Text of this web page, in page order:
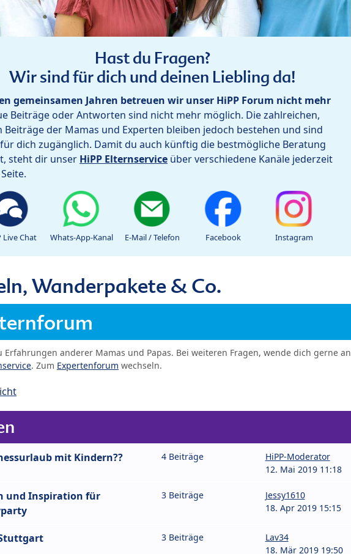
Hast du Fragen?
Wir sind für dich und deinen Liebling da!
gemeinsamen Jahren betreuen wir unser HiPP Forum nicht mehr
Beiträge oder Antworten sind nicht mehr möglich. Die zahlreichen,
Beiträge der Mamas und Experten bleiben jedoch bestehen und sind
dich zugänglich. Damit du auch künftig die bestmögliche Beratung
steht dir unser HiPP Elternservice über verschiedene Kanäle jederzeit
Live Chat Whats-App-Kanal E-Mail / Telefon Facebook Instagram
Wanderpakete & Co.
Erfahrungen anderer Mamas und Papas. Bei weiteren Fragen, wende dich gerne an
. Zum Expertenforum wechseln.
mit Kindern?? 4 Beiträge
HiPP-Moderator
12. Mai 2019 11:18
und Inspiration für
3 Beiträge
Jessy1610
18. Apr 2019 15:15
3 Beiträge
Lav34
18. Mär 2019 19:50